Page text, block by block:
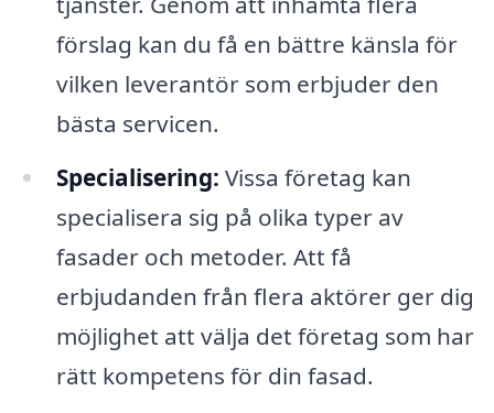
förslag kan du få en bättre känsla för
vilken leverantör som erbjuder den
bästa servicen.
Specialisering: Vissa företag kan
specialisera sig på olika typer av
fasader och metoder. Att få
erbjudanden från flera aktörer ger dig
möjlighet att välja det företag som har
rätt kompetens för din fasad.